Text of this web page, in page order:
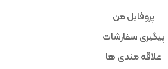
پروفایل من
پیگیری سفارشات
علاقه مندی ها